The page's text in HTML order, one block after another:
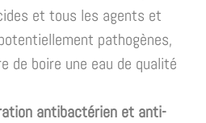
et tous les agents et
pathogènes,
de boire une eau de qualité
antibactérien et anti-